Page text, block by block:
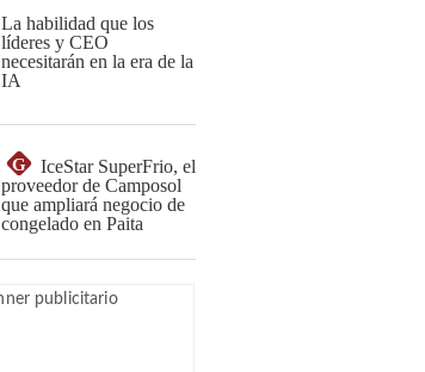
La habilidad que los
líderes y CEO
necesitarán en la era de la
IA
G
IceStar SuperFrio, el
proveedor de Camposol
que ampliará negocio de
congelado en Paita